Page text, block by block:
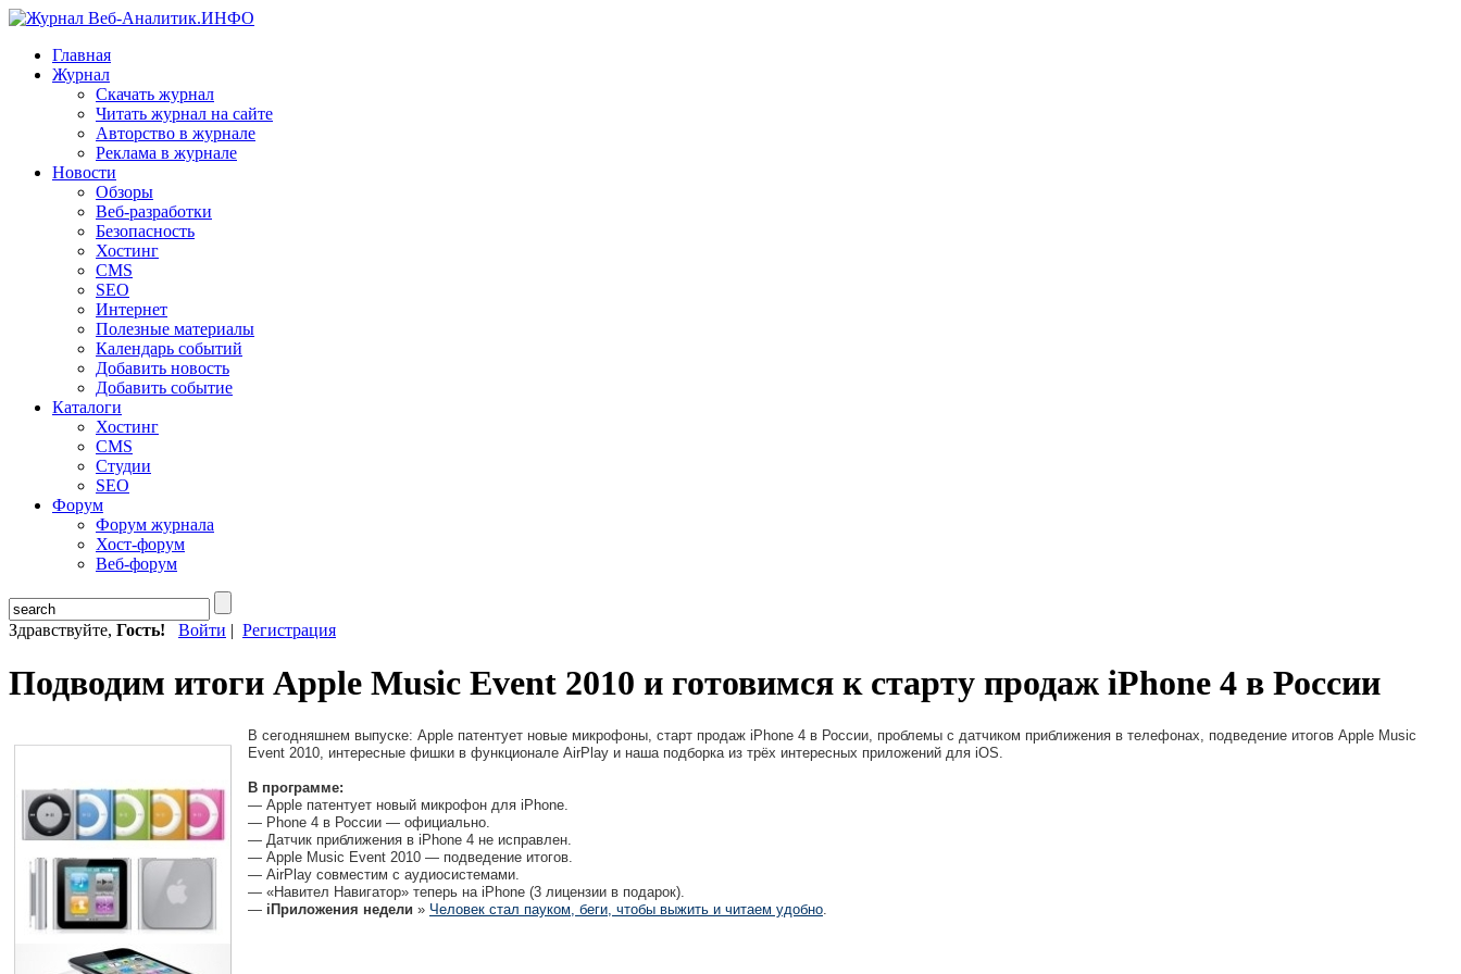
Главная
Журнал
Скачать журнал
Читать журнал на сайте
Авторство в журнале
Реклама в журнале
Новости
Обзоры
Веб-разработки
Безопасность
Хостинг
CMS
SEO
Интернет
Полезные материалы
Календарь событий
Добавить новость
Добавить событие
Каталоги
Хостинг
CMS
Студии
SEO
Форум
Форум журнала
Хост-форум
Веб-форум
Здравствуйте, Гость! Войти | Регистрация
Подводим итоги Apple Music Event 2010 и готовимся к старту продаж iPhone 4 в России
В сегодняшнем выпуске: Apple патентует новые микрофоны, старт продаж iPhone 4 в России, проблемы с датчиком приближения в телефонах, подведение итогов Apple Music
Event 2010, интересные фишки в функционале AirPlay и наша подборка из трёх интересных приложений для iOS.
В программе:
— Apple патентует новый микрофон для iPhone.
— Phone 4 в России — официально.
— Датчик приближения в iPhone 4 не исправлен.
— Apple Music Event 2010 — подведение итогов.
— AirPlay совместим с аудиосистемами.
— «Навител Навигатор» теперь на iPhone (3 лицензии в подарок).
— iПриложения недели » Человек стал пауком, беги, чтобы выжить и читаем удобно